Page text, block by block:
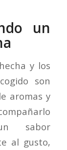
un
y los
son
aromas y
sabor
al gusto,